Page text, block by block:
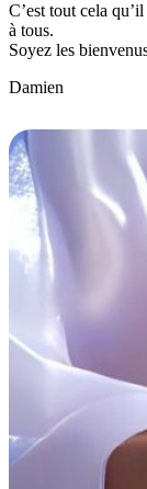
C’est tout cela
à tous.
Soyez les
Damien